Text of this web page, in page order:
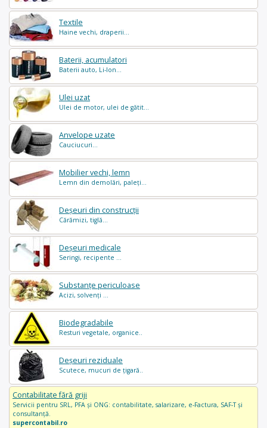
Textile
Haine vechi, draperii...
Baterii, acumulatori
Baterii auto, Li-Ion...
Ulei uzat
Ulei de motor, ulei de gătit...
Anvelope uzate
Cauciucuri...
Mobilier vechi, lemn
Lemn din demolări, paleți...
Deșeuri din construcții
Cărămizi, tiglă...
Deșeuri medicale
Seringi, recipente ...
Substanțe periculoase
Acizi, solvenți ...
Biodegradabile
Resturi vegetale, organice..
Deșeuri reziduale
Scutece, mucuri de țigară..
Contabilitate fără griji
Servicii pentru SRL, PFA și ONG: contabilitate, salarizare, e-Factura, SAF-T și
consultanță.
supercontabil.ro